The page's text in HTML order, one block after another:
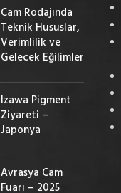
Cam Rodajında
Teknik Hususlar,
Verimlilik ve
Gelecek Eğilimler
Izawa Pigment
Ziyareti –
Japonya
Avrasya Cam
Fuarı – 2025